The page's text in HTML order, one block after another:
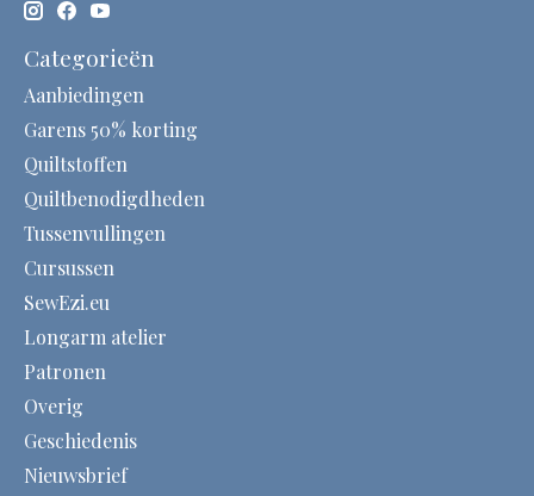
Categorieën
Aanbiedingen
Garens 50% korting
Quiltstoffen
Quiltbenodigdheden
Tussenvullingen
Cursussen
SewEzi.eu
Longarm atelier
Patronen
Overig
Geschiedenis
Nieuwsbrief